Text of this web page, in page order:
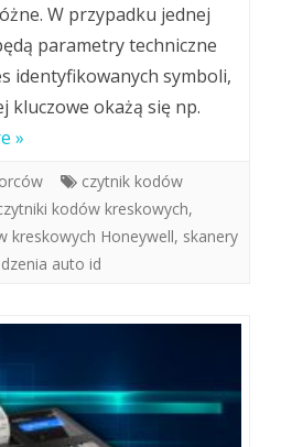
W przypadku jednej
parametry techniczne
identyfikowanych symboli,
kluczowe okażą się np.
»
czytnik kodów
kodów kreskowych,
kreskowych Honeywell, skanery
auto id